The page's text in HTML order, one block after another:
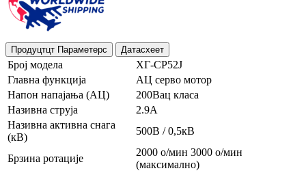
Продуцтцт Параметерс Датасхеет
Број модела
ХГ-СР52Ј
Главна функција
АЦ серво мотор
Напон напајања (АЦ)
200Вац класа
Називна струја
2.9А
Називна активна снага
(кВ)
500В / 0,5кВ
Брзина ротације
2000 о/мин 3000 о/мин
(максимално)